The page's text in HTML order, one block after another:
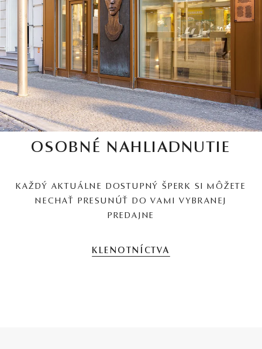
OSOBNÉ NAHLIADNUTIE
KAŽDÝ AKTUÁLNE DOSTUPNÝ ŠPERK SI MÔŽETE
NECHAŤ PRESUNÚŤ DO VAMI VYBRANEJ
PREDAJNE
KLENOTNÍCTVA